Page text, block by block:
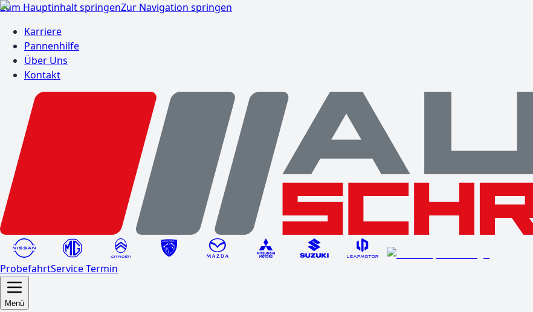
Zum Hauptinhalt springenZur Navigation springen
Karriere
Pannenhilfe
Über Uns
Kontakt
ProbefahrtService Termin
Menü